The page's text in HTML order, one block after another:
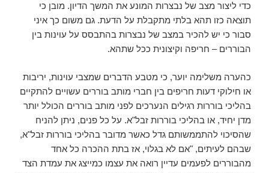
כדי ליצור מצב של נבצרות המונע את המשך הדיון. מובן כי
תוצאה כזו תהא בלתי מתקבלת על הדעת. גם משום כך איני
סבור כי יש להכיר במצב של נבצרות בהתבסס על עוינות בין
הבוררים – חריפה וקיצונית ככל שתהא.
כהערה משלימה יוער, כי מטבע הדברים שמצבי עוינות, יריבות
או חילוקי דעות חריפים בין חברי מותב בוררים עשויים להתקיים
בהליכי בוררות רגילים הנערכים לפני מותב בוררים הכולל יותר
מדן יחיד, או בהליכי בוררות זבל"א. על כל פנים, ניתן להניח
שהסיכוי להתממשותם גדל כאשר מדובר בהליכי בוררות זבל"א,
שבהם לעיתים, "אם לא בגלוי, אז בתת ההכרה כל אחד
מהבוררים לפעמים עדיין רואה את עצמו כמייצג את עמדת הצד